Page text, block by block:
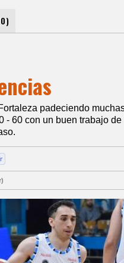
padeciendo
- 60 con un buen trabajo